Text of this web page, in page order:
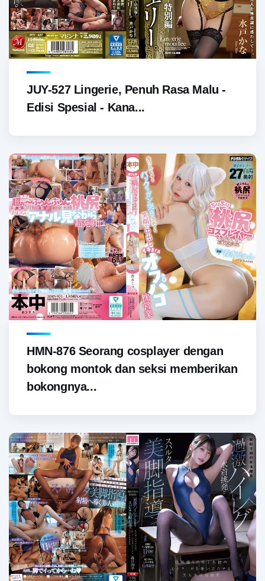
JUY-527 Lingerie, Penuh Rasa Malu -
Edisi Spesial - Kana...
HMN-876 Seorang cosplayer dengan
bokong montok dan seksi memberikan
bokongnya...